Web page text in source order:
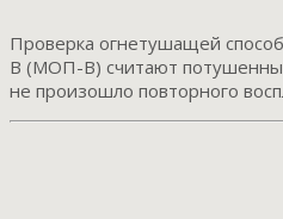
Проверка огнетушащей
B (МОП-В) считают
не произошло повторного